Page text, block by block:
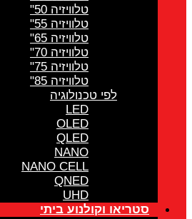
טלוויזיה 50"
טלוויזיה 55"
טלוויזיה 65"
טלוויזיה 70"
טלוויזיה 75"
טלוויזיה 85"
לפי טכנולוגיה
LED
OLED
QLED
NANO
NANO CELL
QNED
UHD
סטריאו וקולנוע ביתי